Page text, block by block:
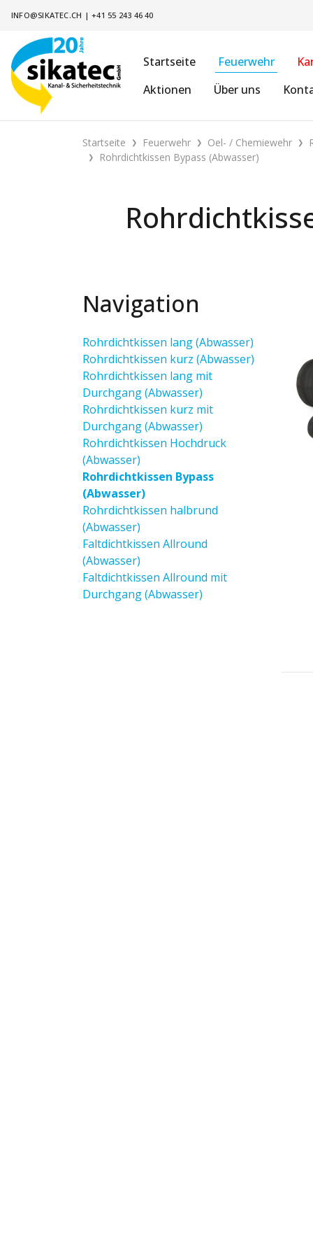
INFO@SIKATEC.CH |+41 55 243 46 40
Startseite
Feuerwehr
Aktionen
Über uns
Startseite Feuerwehr Oel- / Chemiewehr
Rohrdichtkissen Bypass (Abwasser)
Navigation
Rohrdichtkissen lang (Abwasser)
Rohrdichtkissen kurz (Abwasser)
Rohrdichtkissen lang mit
Durchgang (Abwasser)
Rohrdichtkissen kurz mit
Durchgang (Abwasser)
Rohrdichtkissen Hochdruck
(Abwasser)
Rohrdichtkissen Bypass
(Abwasser)
Rohrdichtkissen halbrund
(Abwasser)
Faltdichtkissen Allround
(Abwasser)
Faltdichtkissen Allround mit
Durchgang (Abwasser)